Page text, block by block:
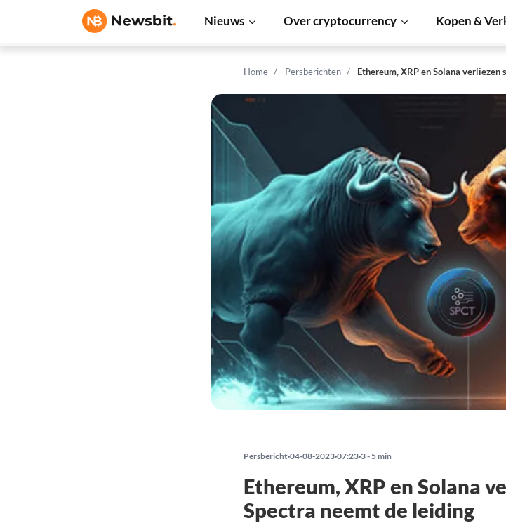
Nieuws Over cryptocurrency Kopen &
Home Persberichten Ethereum, XRP en Solana
Persbericht 04-08-2023 07:23 3 - 5 min
Ethereum, XRP en Solana
Spectra neemt de leiding